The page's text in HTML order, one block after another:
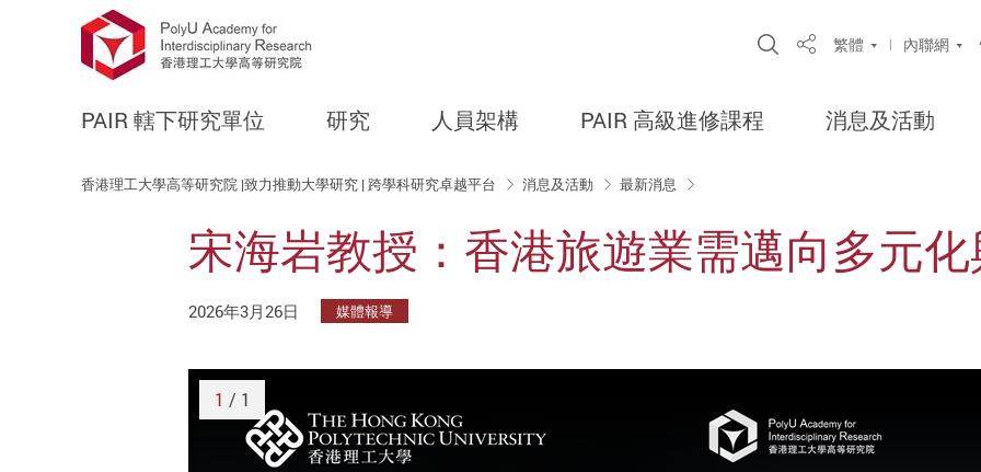
Open Site Search
Share繁體 內聯網
PAIR 轄下研究單位 研究 人員架構 PAIR 高級進修課程 消息及活動
香港理工大學高等研究院 |致力推動大學研究 | 跨學科研究卓越平台 消息及活動 最新消息
宋海岩教授：香港旅遊業需邁向多元
2026年3月26日 媒體報導
1 / 1